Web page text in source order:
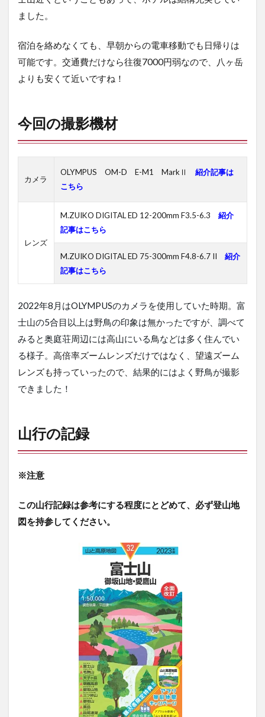
ました。
宿泊を絡めなくても、早朝からの電車移動でも日帰りは
可能です。交通費だけなら往復7000円弱なので、八ヶ岳
よりも安くて近いですね！
今回の撮影機材
カメラ
OLYMPUS OM-D E-M1 MarkⅡ 紹介記事は
こちら
レンズ
M.ZUIKO DIGITAL ED 12-200mm F3.5-6.3 紹介
記事はこちら
M.ZUIKO DIGITAL ED 75-300mm F4.8-6.7 II 紹介
記事はこちら
2022年8月はOLYMPUSのカメラを使用していた時期。富
士山の5合目以上は野鳥の印象は無かったですが、調べて
みると奥庭荘周辺には高山にいる鳥などは多く住んでい
る様子。 高倍率ズームレンズだけではなく、望遠ズーム
レンズも持っていったので、 結果的にはよく野鳥が撮影
できました！
山行の記録
※注意
この山行記録は参考にする程度にとどめて、必ず登山地
図を持参してください。